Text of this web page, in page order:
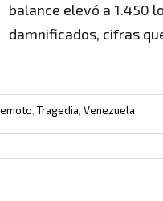
balance elevó a 1.450
damnificados, cifras
, Tragedia, Venezuela